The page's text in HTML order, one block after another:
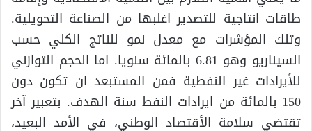
طاقات انتاجية للتصدير اغلبها من الصناعة التحويلية.
وتلك المؤشرات مع معدل نمو للناتج الكلي حسب
السيناريو وهو 6.81 بالمائة سنويا. اما الحجم التوازني
للأيرادات غير النفطية فمن المستبعد ان تكون دون
150 بالمائة من ايرادات النفط سنة الهدف. بتعبير آخر
تقتضي سلامة الأقتصاد الوطني، في الأمد البعيد،